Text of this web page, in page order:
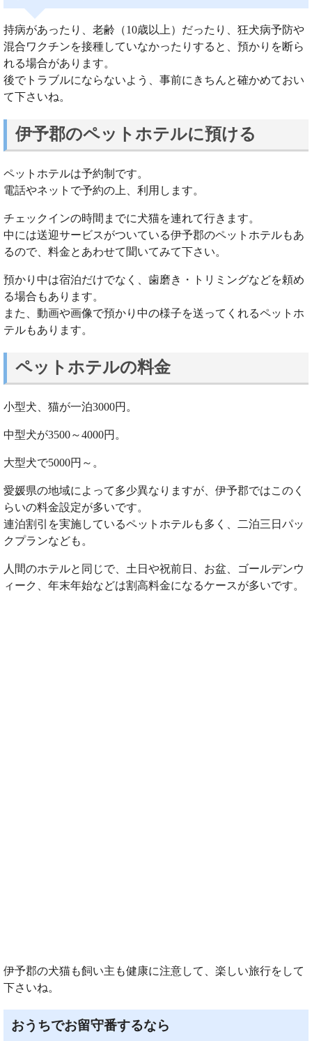
持病があったり、老齢（10歳以上）だったり、狂犬病予防や
混合ワクチンを接種していなかったりすると、預かりを断ら
れる場合があります。
後でトラブルにならないよう、事前にきちんと確かめておい
て下さいね。
伊予郡のペットホテルに預ける
ペットホテルは予約制です。
電話やネットで予約の上、利用します。
チェックインの時間までに犬猫を連れて行きます。
中には送迎サービスがついている伊予郡のペットホテルもあ
るので、料金とあわせて聞いてみて下さい。
預かり中は宿泊だけでなく、歯磨き・トリミングなどを頼め
る場合もあります。
また、動画や画像で預かり中の様子を送ってくれるペットホ
テルもあります。
ペットホテルの料金
小型犬、猫が一泊3000円。
中型犬が3500～4000円。
大型犬で5000円～。
愛媛県の地域によって多少異なりますが、伊予郡ではこのく
らいの料金設定が多いです。
連泊割引を実施しているペットホテルも多く、二泊三日パッ
クプランなども。
人間のホテルと同じで、土日や祝前日、お盆、ゴールデンウ
ィーク、年末年始などは割高料金になるケースが多いです。
伊予郡の犬猫も飼い主も健康に注意して、楽しい旅行をして
下さいね。
おうちでお留守番するなら